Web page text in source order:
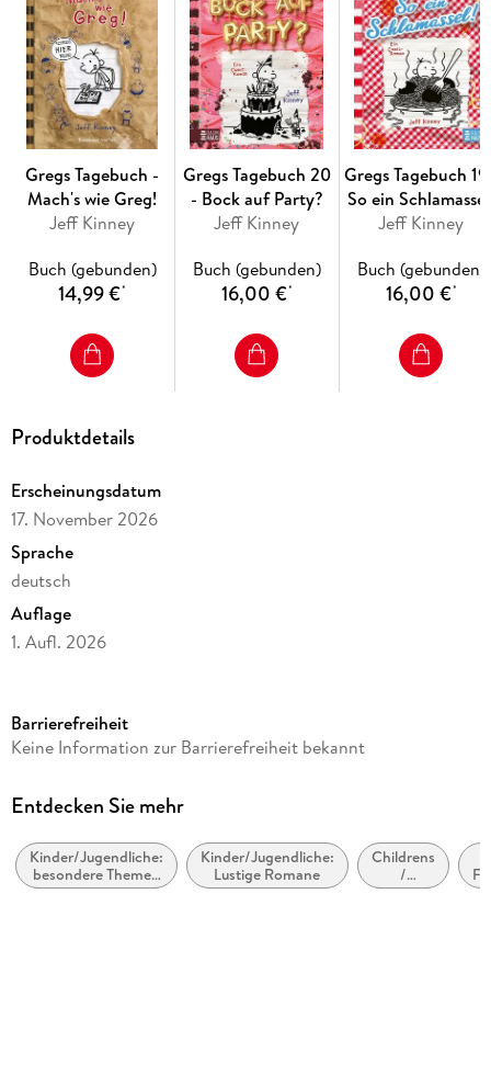
Gregs Tagebuch -
Mach's wie Greg!
Jeff Kinney
Buch (gebunden)
14,99 €*
Gregs Tagebuch 20
- Bock auf Party?
Jeff Kinney
Buch (gebunden)
16,00 €*
Gregs Tagebuch
So ein
Jeff Kinney
Buch (gebunden)
16,00 €*
Produktdetails
Erscheinungsdatum
17. November 2026
Sprache
deutsch
Auflage
1. Aufl. 2026
Altersempfehlung
Reihe
Autor/Autorin
Jeff Kinney
Barrierefreiheit
Keine Information zur Barrierefreiheit bekannt
Entdecken Sie mehr
Kinder/Jugendliche:
besondere Themen
& Vergleichbares
Kinder/Jugendliche:
Lustige Romane
Childrens
/
Teenage